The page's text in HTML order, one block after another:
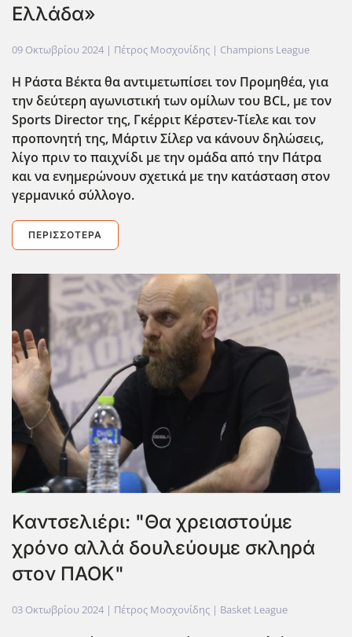
Ελλάδα»
09 Οκτωβρίου 2024 | Πέτρος Μοσχονίδης | Champions League
Η Ράστα Βέκτα θα αντιμετωπίσει τον Προμηθέα, για
την δεύτερη αγωνιστική των ομίλων του BCL, με τον
Sports Director της, Γκέρριτ Κέρστεν-Τίελε και τον
προπονητή της, Μάρτιν Σίλερ να κάνουν δηλώσεις,
λίγο πριν το παιχνίδι με την ομάδα από την Πάτρα
και να ενημερώνουν σχετικά με την κατάσταση στον
γερμανικό σύλλογο.
ΠΕΡΙΣΣΌΤΕΡΑ
Καντσελιέρι: "Θα χρειαστούμε
χρόνο αλλά δουλεύουμε σκληρά
στον ΠΑΟΚ"
03 Οκτωβρίου 2024 | Πέτρος Μοσχονίδης | Basket League